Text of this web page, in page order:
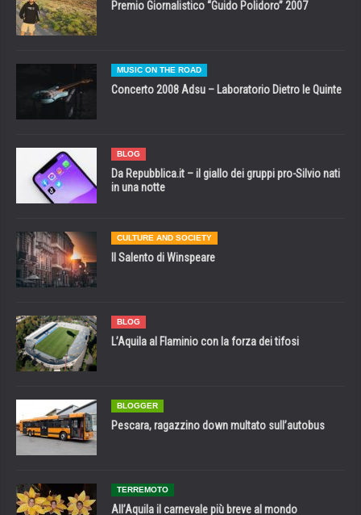
Premio Giornalistico “Guido Polidoro” 2007
MUSIC ON THE ROAD
Concerto 2008 Adsu – Laboratorio Dietro le Quinte
BLOG
Da Repubblica.it – il giallo dei gruppi pro-Silvio nati
in una notte
CULTURE AND SOCIETY
Il Salento di Winspeare
BLOG
L’Aquila al Flaminio con la forza dei tifosi
BLOGGER
Pescara, ragazzino down multato sull’autobus
TERREMOTO
All’Aquila il carnevale più breve al mondo